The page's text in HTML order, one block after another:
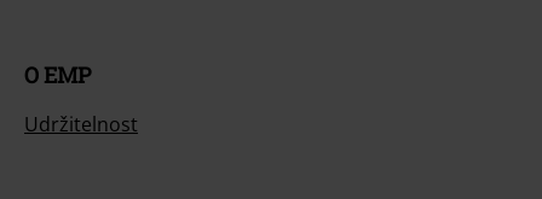
O EMP
Udržitelnost